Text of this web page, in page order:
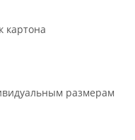
картона
размерам